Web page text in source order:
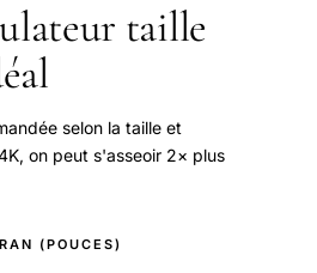
taille
selon la taille et
on peut s'asseoir 2× plus
(POUCES)